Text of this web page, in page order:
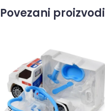
Povezani proizvodi